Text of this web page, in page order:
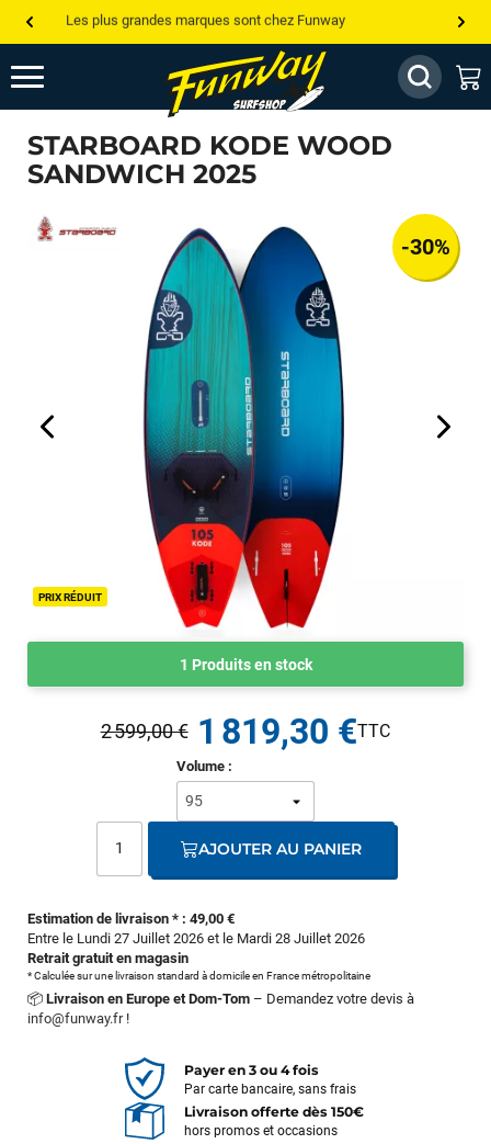
Les plus grandes marques sont chez Funway
Jusqu’à -75% de remise sur le windsurf, wingfoil, etc...
💰 Meilleur prix garanti — Moins cher ailleurs ? On s’aligne !
Besoin de conseils de pro ? Appelle nous !
STARBOARD KODE WOOD
SANDWICH 2025
PRIX RÉDUIT
-30%
1 Produits en stock
Estimation de livraison * : 49,00 €
Entre le Lundi 27 Juillet 2026 et le Mardi 28 Juillet 2026
Retrait gratuit en magasin
* Calculée sur une livraison standard à domicile en France métropolitaine
📦 Livraison en Europe et Dom-Tom – Demandez votre devis à
info@funway.fr!
Volume :
2 599,00 € 1 819,30 €
AJOUTER AU PANIER
Payer en 3 ou 4 fois
Par carte bancaire, sans frais
Livraison offerte dès 150€
hors promos et occasions